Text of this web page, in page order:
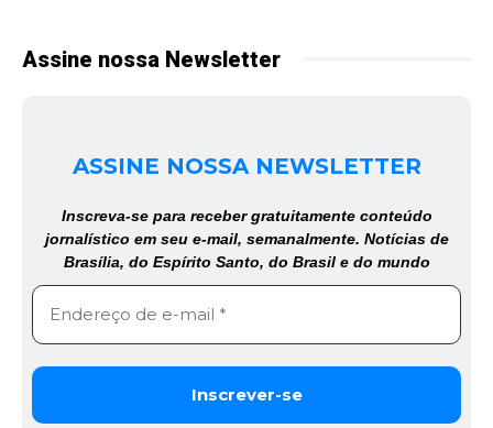
Assine nossa Newsletter
ASSINE NOSSA NEWSLETTER
Inscreva-se para receber gratuitamente conteúdo
jornalístico em seu e-mail, semanalmente. Notícias de
Brasília, do Espírito Santo, do Brasil e do mundo